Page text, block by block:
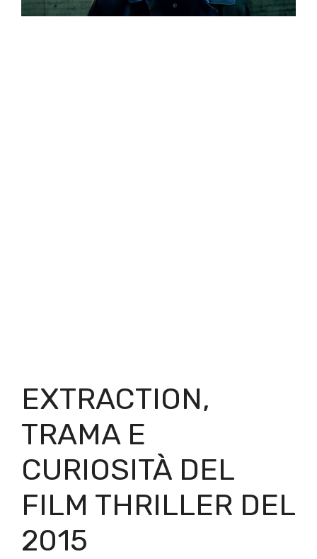
EXTRACTION,
TRAMA E
CURIOSITÀ DEL
FILM THRILLER DEL
2015